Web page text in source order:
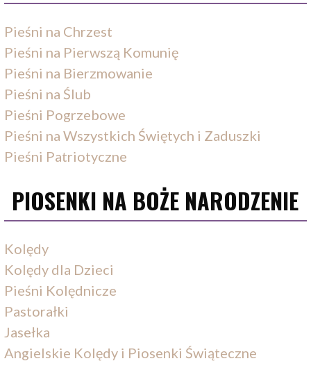
Pieśni na Chrzest
Pieśni na Pierwszą Komunię
Pieśni na Bierzmowanie
Pieśni na Ślub
Pieśni Pogrzebowe
Pieśni na Wszystkich Świętych i Zaduszki
Pieśni Patriotyczne
PIOSENKI NA BOŻE NARODZENIE
Kolędy
Kolędy dla Dzieci
Pieśni Kolędnicze
Pastorałki
Jasełka
Angielskie Kolędy i Piosenki Świąteczne